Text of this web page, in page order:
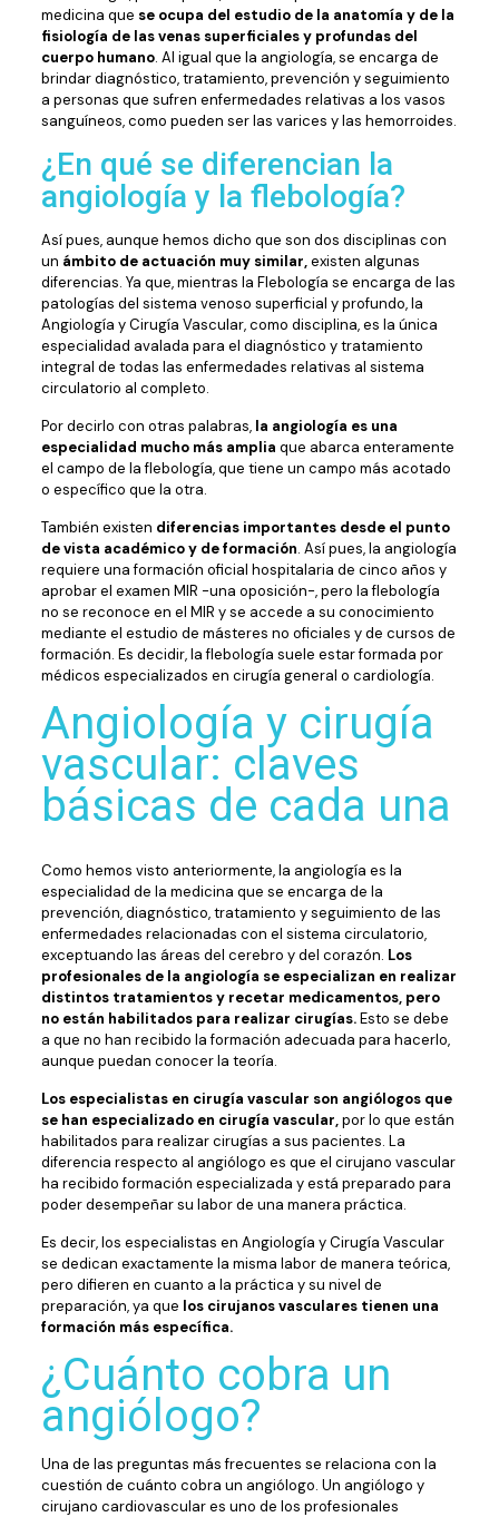
medicina que se ocupa del estudio de la anatomía y de la
fisiología de las venas superficiales y profundas del
cuerpo humano. Al igual que la angiología, se encarga de
brindar diagnóstico, tratamiento, prevención y seguimiento
a personas que sufren enfermedades relativas a los vasos
sanguíneos, como pueden ser las varices y las hemorroides.
¿En qué se diferencian la
angiología y la flebología?
Así pues, aunque hemos dicho que son dos disciplinas con
un ámbito de actuación muy similar,existen algunas
diferencias. Ya que, mientras la Flebología se encarga de las
patologías del sistema venoso superficial y profundo, la
Angiología y Cirugía Vascular, como disciplina, es la única
especialidad avalada para el diagnóstico y tratamiento
integral de todas las enfermedades relativas al sistema
circulatorio al completo.
Por decirlo con otras palabras, la angiología es una
especialidad mucho más amplia que abarca enteramente
el campo de la flebología, que tiene un campo más acotado
o específico que la otra.
También existen diferencias importantes desde el punto
de vista académico y de formación. Así pues, la angiología
requiere una formación oficial hospitalaria de cinco años y
aprobar el examen MIR -una oposición-, pero la flebología
no se reconoce en el MIR y se accede a su conocimiento
mediante el estudio de másteres no oficiales y de cursos de
formación. Es decidir, la flebología suele estar formada por
médicos especializados en cirugía general o cardiología.
Angiología y cirugía
vascular: claves
básicas de cada una
Como hemos visto anteriormente, la angiología es la
especialidad de la medicina que se encarga de la
prevención, diagnóstico, tratamiento y seguimiento de las
enfermedades relacionadas con el sistema circulatorio,
exceptuando las áreas del cerebro y del corazón. Los
profesionales de la angiología se especializan en realizar
distintos tratamientos y recetar medicamentos, pero
no están habilitados para realizar cirugías.Esto se debe
a que no han recibido la formación adecuada para hacerlo,
aunque puedan conocer la teoría.
Los especialistas en cirugía vascular son angiólogos que
se han especializado en cirugía vascular,por lo que están
habilitados para realizar cirugías a sus pacientes. La
diferencia respecto al angiólogo es que el cirujano vascular
ha recibido formación especializada y está preparado para
poder desempeñar su labor de una manera práctica.
Es decir, los especialistas en Angiología y Cirugía Vascular
se dedican exactamente la misma labor de manera teórica,
pero difieren en cuanto a la práctica y su nivel de
preparación, ya que los cirujanos vasculares tienen una
formación más específica.
¿Cuánto cobra un
angiólogo?
Una de las preguntas más frecuentes se relaciona con la
cuestión de cuánto cobra un angiólogo. Un angiólogo y
cirujano cardiovascular es uno de los profesionales